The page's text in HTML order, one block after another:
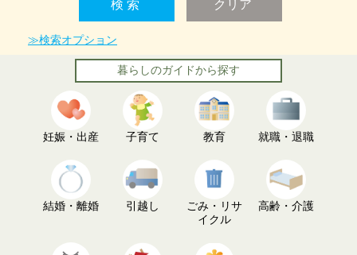
≫検索オプション
暮らしのガイドから探す
妊娠・出産 子育て 教育 就職・退職
結婚・離婚 引越し
ごみ・リサ
イクル
高齢・介護